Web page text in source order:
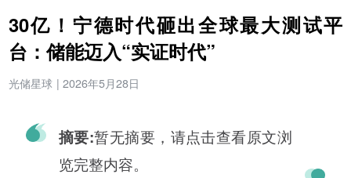
30亿！宁德时代砸出全球最大测试平
台：储能迈入“实证时代”
光储星球 | 2026年5月28日
摘要:暂无摘要，请点击查看原文浏
览完整内容。